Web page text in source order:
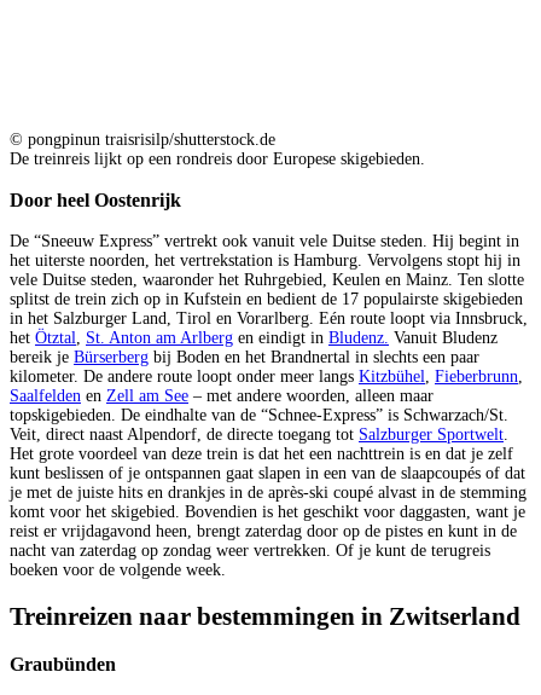
© pongpinun traisrisilp/shutterstock.de
De treinreis lijkt op een rondreis door Europese skigebieden.
Door heel Oostenrijk
De “Sneeuw Express” vertrekt ook vanuit vele Duitse steden. Hij begint in
het uiterste noorden, het vertrekstation is Hamburg. Vervolgens stopt hij in
vele Duitse steden, waaronder het Ruhrgebied, Keulen en Mainz. Ten slotte
splitst de trein zich op in Kufstein en bedient de 17 populairste skigebieden
in het Salzburger Land, Tirol en Vorarlberg. Eén route loopt via Innsbruck,
het Ötztal, St. Anton am Arlberg en eindigt in Bludenz. Vanuit Bludenz
bereik je Bürserberg bij Boden en het Brandnertal in slechts een paar
kilometer. De andere route loopt onder meer langs Kitzbühel, Fieberbrunn,
Saalfelden en Zell am See – met andere woorden, alleen maar
topskigebieden. De eindhalte van de “Schnee-Express” is Schwarzach/St.
Veit, direct naast Alpendorf, de directe toegang tot Salzburger Sportwelt.
Het grote voordeel van deze trein is dat het een nachttrein is en dat je zelf
kunt beslissen of je ontspannen gaat slapen in een van de slaapcoupés of dat
je met de juiste hits en drankjes in de après-ski coupé alvast in de stemming
komt voor het skigebied. Bovendien is het geschikt voor daggasten, want je
reist er vrijdagavond heen, brengt zaterdag door op de pistes en kunt in de
nacht van zaterdag op zondag weer vertrekken. Of je kunt de terugreis
boeken voor de volgende week.
Treinreizen naar bestemmingen in Zwitserland
Graubünden